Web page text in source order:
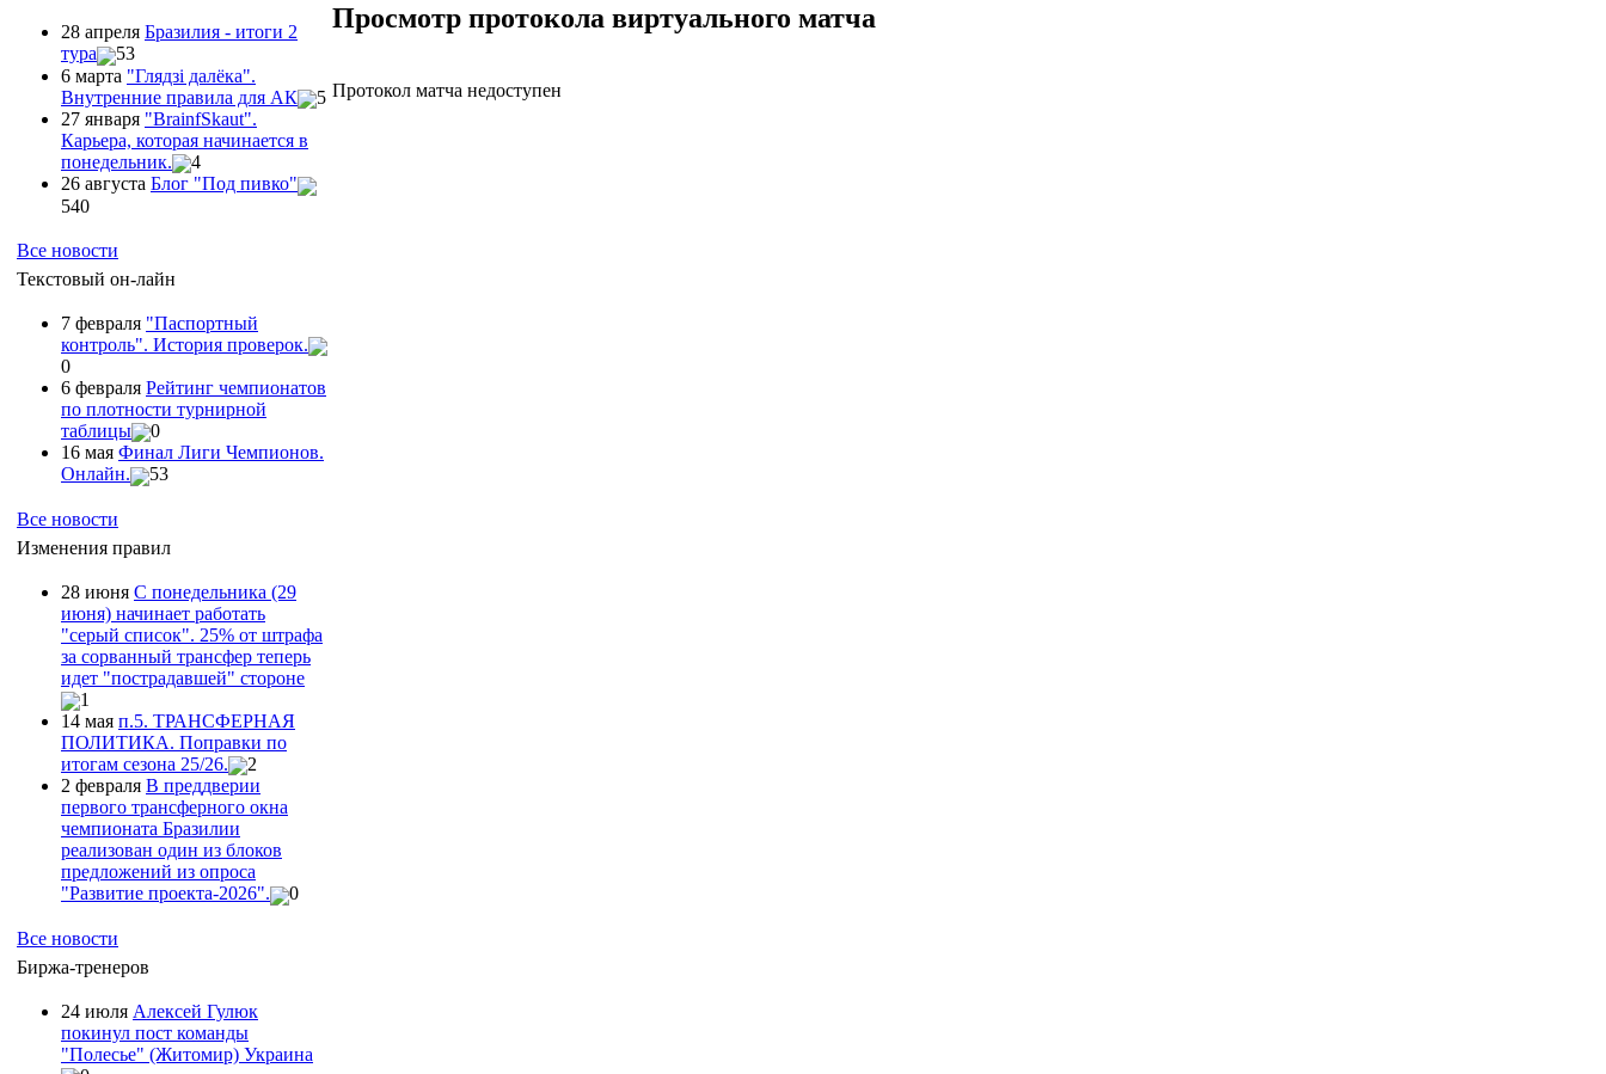
28 апреля Бразилия - итоги 2
тура
53
6 марта "Глядзi далёка".
Внутренние правила для АК
5
27 января "ВrainfSkaut".
Карьера, которая начинается в
понедельник.
4
26 августа Блог "Под пивко"
540
Все новости
Текстовый он-лайн
7 февраля "Паспортный
контроль". История проверок.
0
6 февраля Рейтинг чемпионатов
по плотности турнирной
таблицы
0
16 мая Финал Лиги Чемпионов.
Онлайн.
53
Все новости
Изменения правил
28 июня С понедельника (29
июня) начинает работать
"серый список". 25% от штрафа
за сорванный трансфер теперь
идет "пострадавшей" стороне
1
14 мая п.5. ТРАНСФЕРНАЯ
ПОЛИТИКА. Поправки по
итогам сезона 25/26.
2
2 февраля В преддверии
первого трансферного окна
чемпионата Бразилии
реализован один из блоков
предложений из опроса
"Развитие проекта-2026".
0
Все новости
Биржа-тренеров
24 июля Алексей Гулюк
покинул пост команды
"Полесье" (Житомир) Украина
Просмотр протокола виртуального матча
Протокол матча недоступен